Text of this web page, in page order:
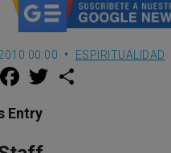
00:00 ESPIRITUALIDAD
M
e
F
a
e
b
o
w
Entry